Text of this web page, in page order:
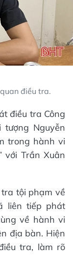
điều tra.
điều tra Công
Nguyễn
trong hành vi
với Trần Xuân
tội phạm về
liên tiếp phát
về hành vi
địa bàn. Hiện
tra, làm rõ